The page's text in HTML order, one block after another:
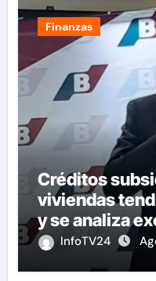
Finanzas
Créditos
viviendas
y se analiza
aranceles
InfoTV24